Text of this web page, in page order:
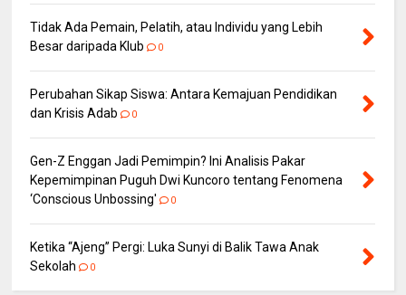
Tidak Ada Pemain, Pelatih, atau Individu yang Lebih
Besar daripada Klub
0
Perubahan Sikap Siswa: Antara Kemajuan Pendidikan
dan Krisis Adab
0
Gen-Z Enggan Jadi Pemimpin? Ini Analisis Pakar
Kepemimpinan Puguh Dwi Kuncoro tentang Fenomena
‘Conscious Unbossing'
0
Ketika “Ajeng” Pergi: Luka Sunyi di Balik Tawa Anak
Sekolah
0